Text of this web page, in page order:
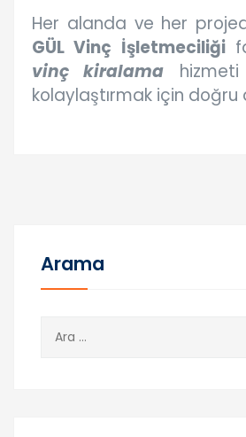
Her alanda ve her
GÜL Vinç İşletmeciliği
vinç kiralama
kolaylaştırmak için doğru
Arama